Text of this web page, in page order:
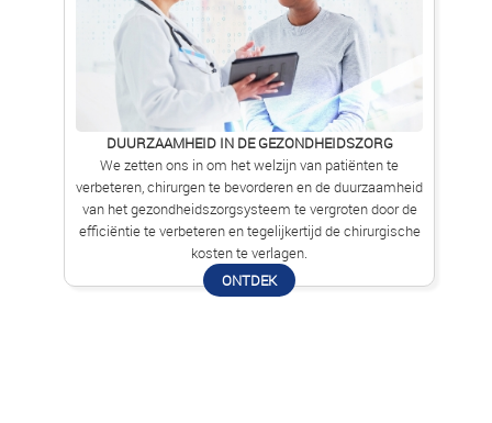
DUURZAAMHEID IN DE GEZONDHEIDSZORG
We zetten ons in om het welzijn van patiënten te
verbeteren, chirurgen te bevorderen en de duurzaamheid
van het gezondheidszorgsysteem te vergroten door de
efficiëntie te verbeteren en tegelijkertijd de chirurgische
kosten te verlagen.
ONTDEK